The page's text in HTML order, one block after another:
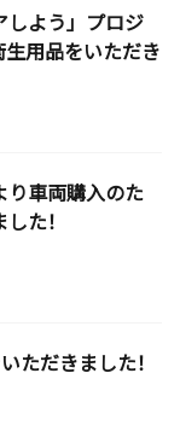
しよう」プロジ
用品をいただき
り車両購入のた
た！
ただきました！